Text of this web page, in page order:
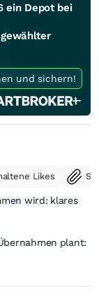
ein Depot bei
und sichern!
Likes
wird: klares
plant: